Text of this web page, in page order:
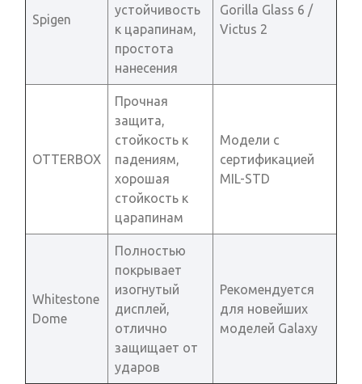
Spigen
устойчивость
к царапинам,
простота
нанесения
Gorilla Glass 6 /
Victus 2
OTTERBOX
Прочная
защита,
стойкость к
падениям,
хорошая
стойкость к
царапинам
Модели с
сертификацией
MIL-STD
Whitestone
Dome
Полностью
покрывает
изогнутый
дисплей,
отлично
защищает от
ударов
Рекомендуется
для новейших
моделей Galaxy